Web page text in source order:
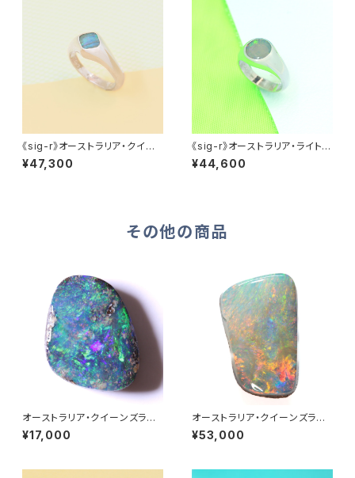
《sig-r》オーストラリア・クイー
ンズランド産ボルダーオパール・
シグネットリング
¥47,300
《sig-r》オーストラリア・ライトニ
ングリッジ産セミブラックオパー
ル・シグネットリング
¥44,600
その他の商品
オーストラリア・クイーンズラン
ド産ボルダーオパール 1.50ct
¥17,000
オーストラリア・クイーンズラン
ド産ボルダーオパール 2.10ct
¥53,000